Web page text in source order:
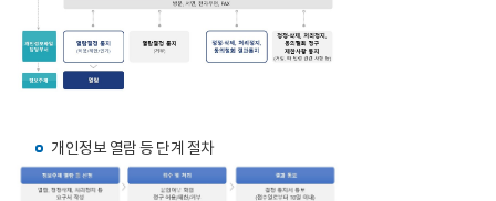
개인정보 열람 등 단계 절차